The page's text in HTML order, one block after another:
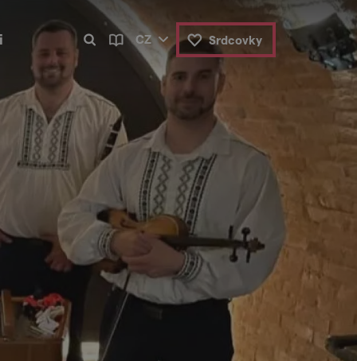
CZ Srdcovky